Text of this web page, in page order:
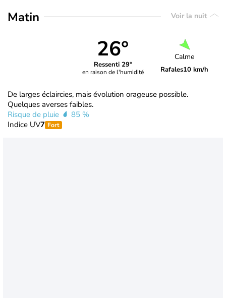
Matin Voir la nuit
26°
Ressenti 29°
en raison de l'humidité
Calme
Rafales10 km/h
De larges éclaircies, mais évolution orageuse possible.
Quelques averses faibles.
Risque de pluie
85 %
Indice UV7 Fort